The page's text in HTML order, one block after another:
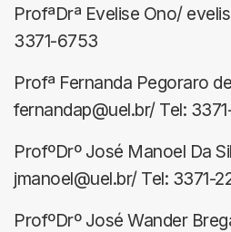
ProfªDrª Evelise Ono/
3371-6753
Profª Fernanda Pegoraro
fernandap@uel.br/ Tel:
ProfºDrº José Manoel Da
jmanoel@uel.br/ Tel: 3371-
ProfºDrº José Wander